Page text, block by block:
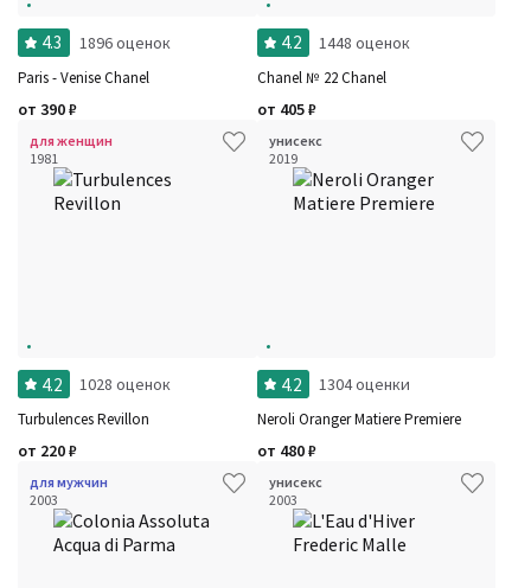
4.3 1896 оценок
Paris - Venise Chanel
от 390₽
4.2 1448 оценок
Chanel № 22 Chanel
от 405₽
для женщин
1981
4.2 1028 оценок
Turbulences Revillon
от 220₽
унисекс
2019
4.2 1304 оценки
Neroli Oranger Matiere Premiere
от 480₽
для мужчин
2003
унисекс
2003